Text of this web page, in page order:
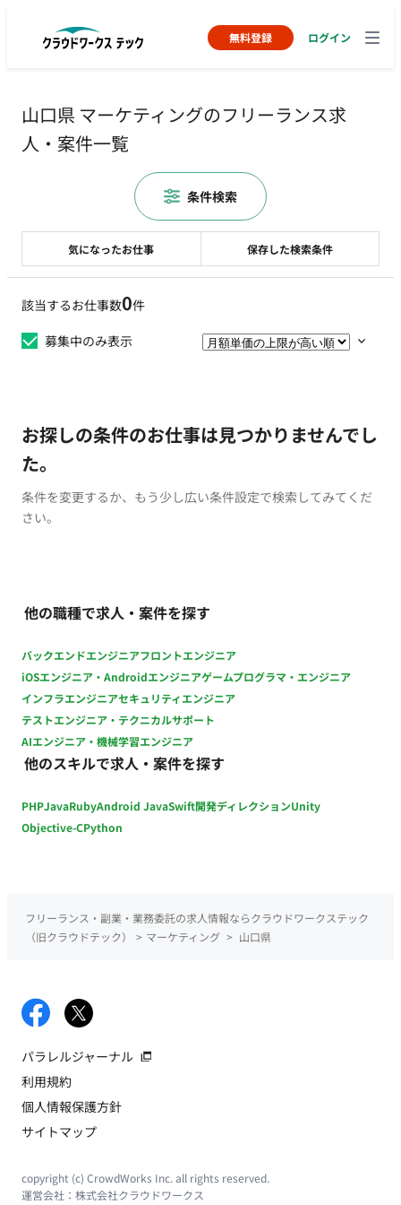
無料登録 ログイン
山口県 マーケティングのフリーランス求
人・案件一覧
該当するお仕事数0件
募集中のみ表示
お探しの条件のお仕事は見つかりませんでし
た。
条件を変更するか、もう少し広い条件設定で検索してみてくだ
さい。
他の職種で求人・案件を探す
バックエンドエンジニアフロントエンジニア
iOSエンジニア・Androidエンジニアゲームプログラマ・エンジニア
インフラエンジニアセキュリティエンジニア
テストエンジニア・テクニカルサポート
AIエンジニア・機械学習エンジニア
他のスキルで求人・案件を探す
PHPJavaRubyAndroid JavaSwift開発ディレクションUnity
Objective-CPython
気になったお仕事 保存した検索条件
条件検索
フリーランス・副業・業務委託の求人情報ならクラウドワークステック
（旧クラウドテック）
> マーケティング > 山口県
パラレルジャーナル
利用規約
個人情報保護方針
サイトマップ
copyright (c) CrowdWorks Inc. all rights reserved.
運営会社： 株式会社クラウドワークス